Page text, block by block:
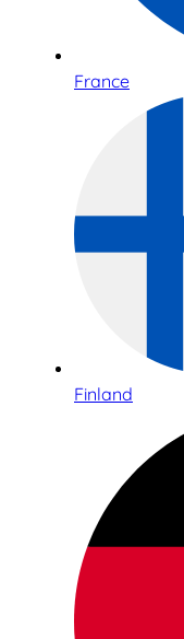
France
Finland